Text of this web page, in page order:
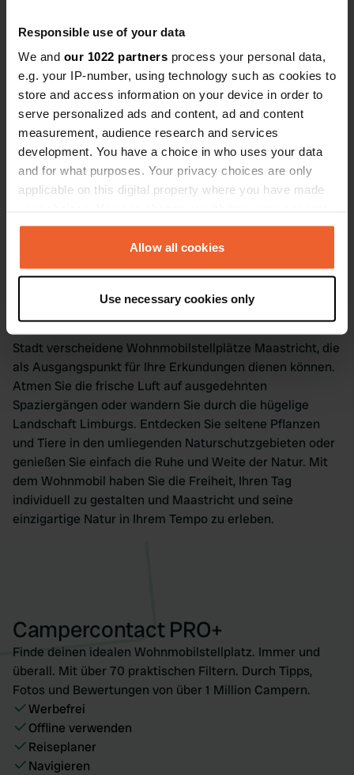
Responsible use of your data
We and our 1022 partners process your personal data,
e.g. your IP-number, using technology such as cookies to
store and access information on your device in order to
serve personalized ads and content, ad and content
measurement, audience research and services
development. You have a choice in who uses your data
and for what purposes. Your privacy choices are only
applicable on this digital property where you have made
any time from the Cookie Declaration or by clicking on
the Privacy trigger icon.
Collect information about your geographical location
which can be accurate to within several meters
Identify your device by actively scanning it for
specific characteristics (fingerprinting)
Find out more about how your personal data is processed
and set your preferences in thedetails section.
We use cookies to personalise content and ads, to
provide social media features and to analyse our traffic.
We also share information about your use of our site with
our social media, advertising and analytics partners who
may combine it with other information that you’ve
Allow all cookies
Use necessary cookies only
beherbergt. Oder spazieren Sie entlang der alten
Stadtmauern und tauchen Sie ein in das historische Flair
der Stadt. Auch Naturfreunde kommen nicht zu kurz: Der
Stadtpark Maastricht lädt zu erholsamen Stunden im
Freien ein, ebenso die malerischen Ufer des Flusses
Maas. Der Markt von Maastricht und das charmante
Viertel Wyck mit seinem einzigartigen Mix aus
Modeboutiquen, Antiquitätenläden und gemütlichen
Cafés, bietet ideale Möglichkeiten für einen
Stadtbummel, um die Atmosphäre der Stadt wirklich
Natur in Maastricht
Maastricht, berühmt für seine historischen Schätze und
Kultur, bietet auch spektakuläre Naturerlebnisse. Als
Stadt verscheidene Wohnmobilstellplätze Maastricht, die
als Ausgangspunkt für Ihre Erkundungen dienen können.
Atmen Sie die frische Luft auf ausgedehnten
Spaziergängen oder wandern Sie durch die hügelige
Landschaft Limburgs. Entdecken Sie seltene Pflanzen
und Tiere in den umliegenden Naturschutzgebieten oder
genießen Sie einfach die Ruhe und Weite der Natur. Mit
dem Wohnmobil haben Sie die Freiheit, Ihren Tag
individuell zu gestalten und Maastricht und seine
einzigartige Natur in Ihrem Tempo zu erleben.
Campercontact PRO+
Finde deinen idealen Wohnmobilstellplatz. Immer und
überall. Mit über 70 praktischen Filtern. Durch Tipps,
Fotos und Bewertungen von über 1 Million Campern.
Werbefrei
Offline verwenden
Reiseplaner
Navigieren